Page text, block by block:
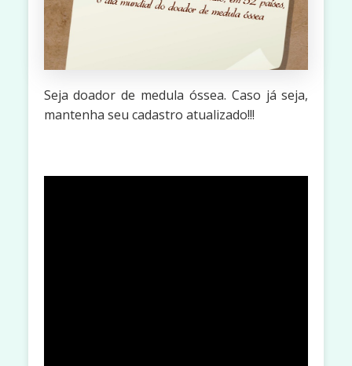
Seja doador de medula óssea. Caso já seja,
mantenha seu cadastro atualizado!!!